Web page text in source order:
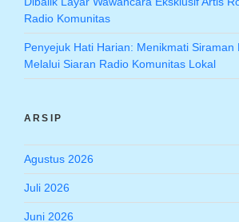
Radio Komunitas
Penyejuk Hati Harian: Menikmati Siraman
Melalui Siaran Radio Komunitas Lokal
ARSIP
Agustus 2026
Juli 2026
Juni 2026